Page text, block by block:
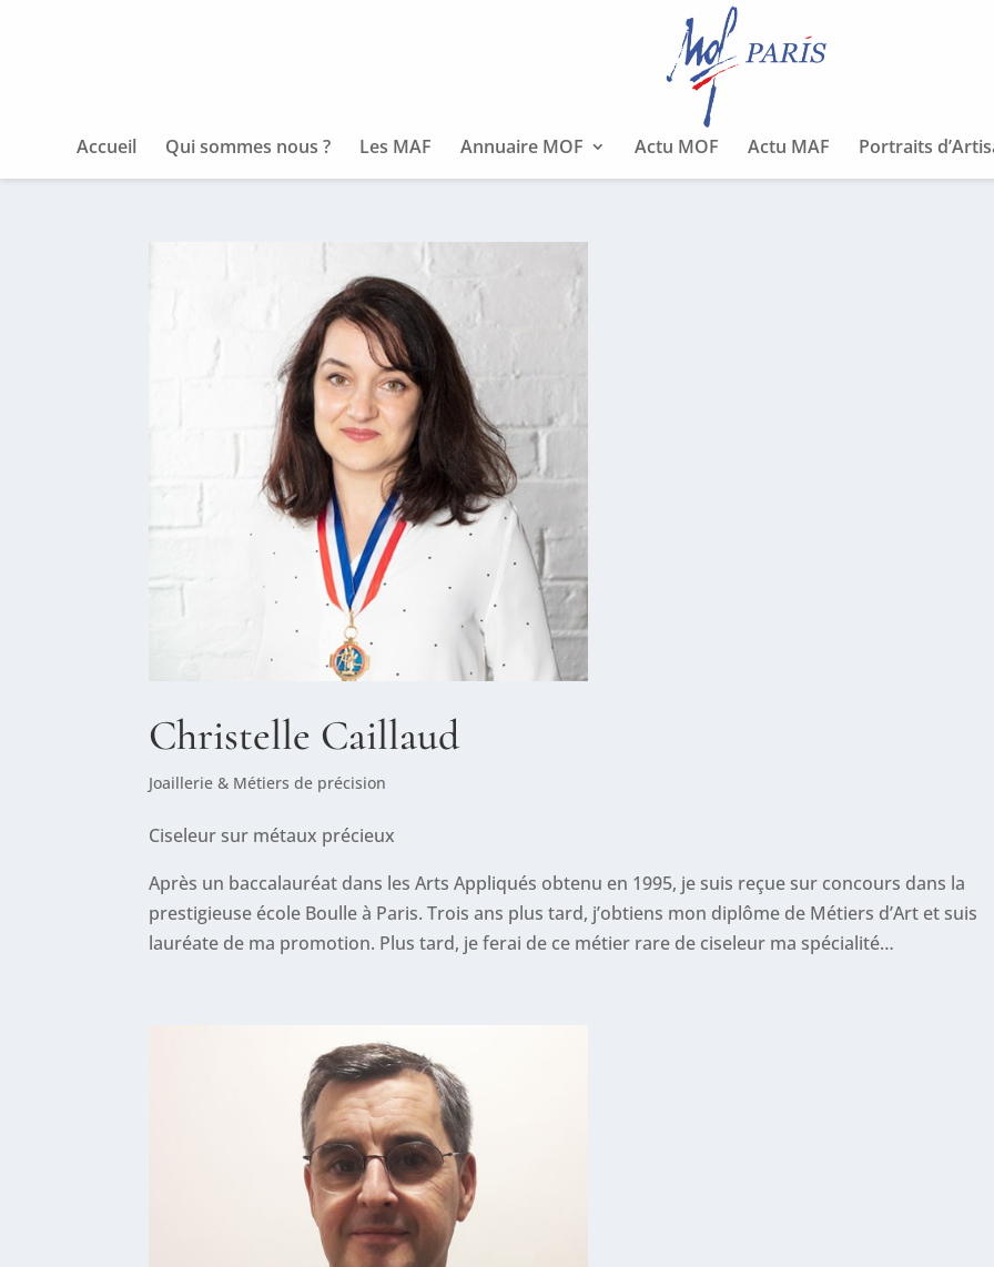
Accueil Qui sommes nous ? Les MAF Annuaire MOF Actu MOF Actu MAF Portraits
Christelle Caillaud
Joaillerie & Métiers de précision
Ciseleur sur métaux précieux
Après un baccalauréat dans les Arts Appliqués obtenu en 1995, je suis reçue sur concours dans la
prestigieuse école Boulle à Paris. Trois ans plus tard, j’obtiens mon diplôme de Métiers d’Art et suis
lauréate de ma promotion. Plus tard, je ferai de ce métier rare de ciseleur ma spécialité…